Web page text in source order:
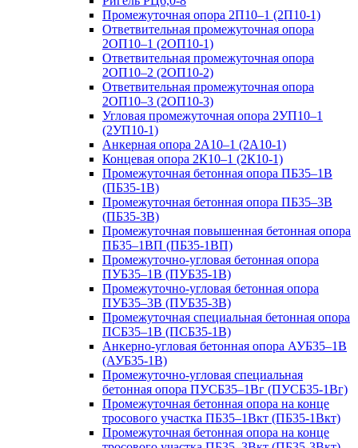
Промежуточная опора 2П10–1 (2П10-1)
Ответвительная промежуточная опора
2ОП10–1 (2ОП10-1)
Ответвительная промежуточная опора
2ОП10–2 (2ОП10-2)
Ответвительная промежуточная опора
2ОП10–3 (2ОП10-3)
Угловая промежуточная опора 2УП10–1
(2УП10-1)
Анкерная опора 2А10–1 (2А10-1)
Концевая опора 2К10–1 (2К10-1)
Промежуточная бетонная опора ПБ35–1В
(ПБ35-1В)
Промежуточная бетонная опора ПБ35–3В
(ПБ35-3В)
Промежуточная повышенная бетонная опора
ПБ35–1ВП (ПБ35-1ВП)
Промежуточно-угловая бетонная опора
ПУБ35–1В (ПУБ35-1В)
Промежуточно-угловая бетонная опора
ПУБ35–3В (ПУБ35-3В)
Промежуточная специальная бетонная опора
ПСБ35–1В (ПСБ35-1В)
Анкерно-угловая бетонная опора АУБ35–1В
(АУБ35-1В)
Промежуточно-угловая специальная
бетонная опора ПУСБ35–1Вг (ПУСБ35-1Вг)
Промежуточная бетонная опора на конце
тросового участка ПБ35–1Вкт (ПБ35-1Вкт)
Промежуточная бетонная опора на конце